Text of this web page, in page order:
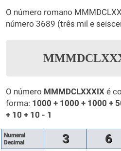
O número romano
número 3689 (três mil e
O número MMMDCLXXXIX é
forma: 1000 + 1000 + 1000 +
+ 10 + 10 - 1
Numeral
Decimal
3 6